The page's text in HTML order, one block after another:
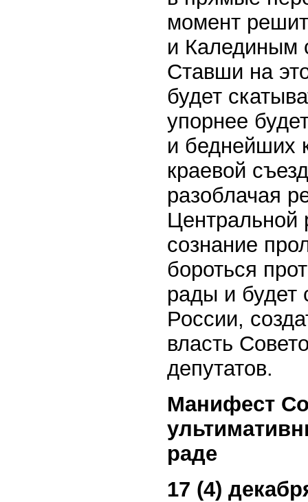
момент
и Калединым
Ставши на
будет
упорнее
и беднейших
краевой
разоблачая
сознание
бороться
рады и будет
России,
власть
депутатов.
Манифест
раде
17 (4)